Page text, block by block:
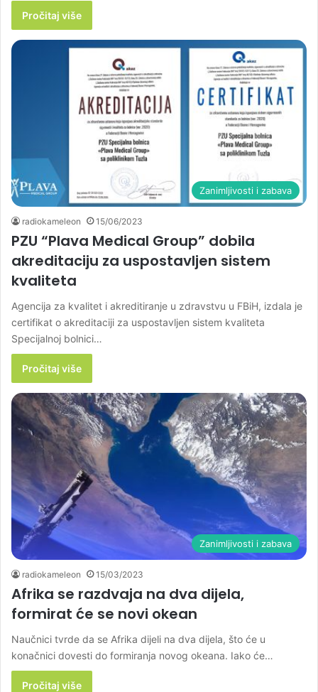
Pročitaj više
Zanimljivosti i zabava
radiokameleon 15/06/2023
PZU “Plava Medical Group” dobila
akreditaciju za uspostavljen sistem
kvaliteta
Agencija za kvalitet i akreditiranje u zdravstvu u FBiH, izdala je
certifikat o akreditaciji za uspostavljen sistem kvaliteta
Specijalnoj bolnici…
Pročitaj više
Zanimljivosti i zabava
radiokameleon 15/03/2023
Afrika se razdvaja na dva dijela,
formirat će se novi okean
Naučnici tvrde da se Afrika dijeli na dva dijela, što će u
konačnici dovesti do formiranja novog okeana. Iako će…
Pročitaj više